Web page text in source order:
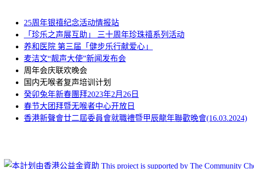
25周年银禧纪念活动情报站
「珍乐之声展互助」 三十周年珍珠禧系列活动
养和医院 第三届「健步乐行献爱心」
麦洁文“靓声大使”新闻发布会
周年会庆联欢晚会
国内无喉者复声培训计划
癸卯兔年新春團拜2023年2月26日
春节大团拜暨无喉者中心开放日
香港新聲會廿二屆委員會就職禮暨甲辰龍年聯歡晚會(16.03.2024)